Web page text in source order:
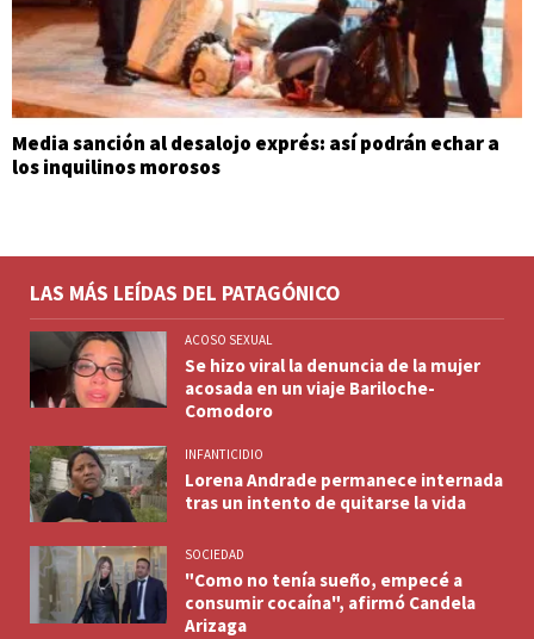
Media sanción al desalojo exprés: así podrán echar a
los inquilinos morosos
LAS MÁS LEÍDAS DEL PATAGÓNICO
ACOSO SEXUAL
Se hizo viral la denuncia de la mujer
acosada en un viaje Bariloche-
Comodoro
INFANTICIDIO
Lorena Andrade permanece internada
tras un intento de quitarse la vida
SOCIEDAD
"Como no tenía sueño, empecé a
consumir cocaína", afirmó Candela
Arizaga